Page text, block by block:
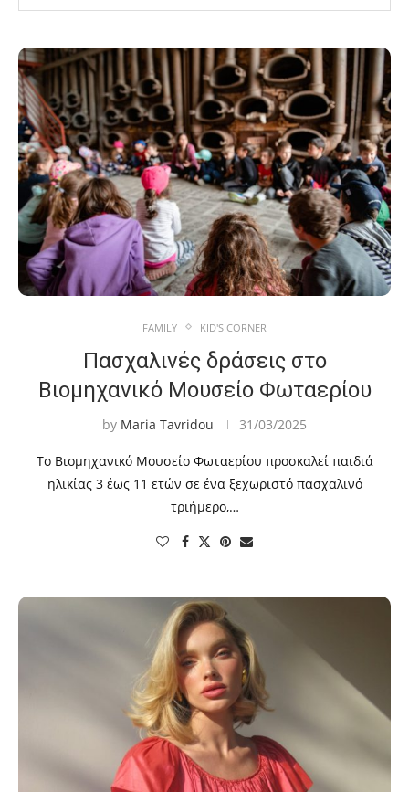
FAMILY KID'S CORNER
Πασχαλινές δράσεις στο
Βιομηχανικό Μουσείο Φωταερίου
by Maria Tavridou 31/03/2025
Το Βιομηχανικό Μουσείο Φωταερίου προσκαλεί παιδιά
ηλικίας 3 έως 11 ετών σε ένα ξεχωριστό πασχαλινό
τριήμερο,…